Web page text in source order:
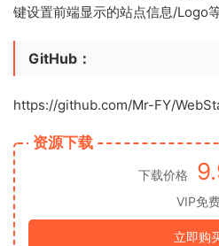
键设置前端显示的站点信息/Logo等
GitHub：
https://github.com/Mr-FY/
资源下载
下载价格
VIP免
立即购